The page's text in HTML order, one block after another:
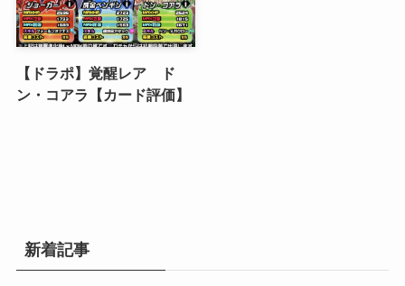
【ドラポ】覚醒レア ド
ン・コアラ【カード評価】
新着記事